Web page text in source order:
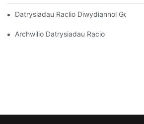
Datrysiadau Raclio Diwydiannol Gorau
Archwilio Datrysiadau Racio Storio